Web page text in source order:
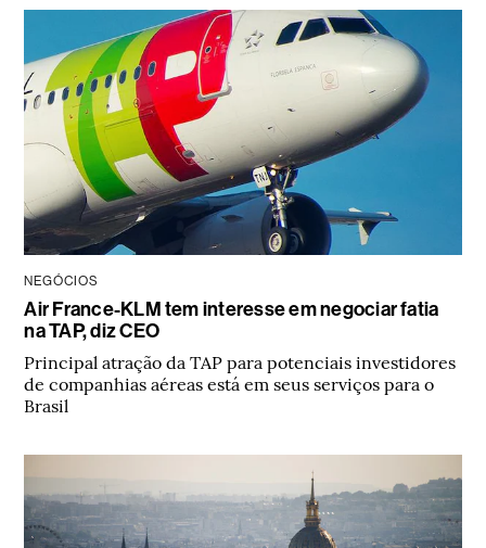
NEGÓCIOS
Air France-KLM tem interesse em negociar fatia
na TAP, diz CEO
Principal atração da TAP para potenciais investidores
de companhias aéreas está em seus serviços para o
Brasil